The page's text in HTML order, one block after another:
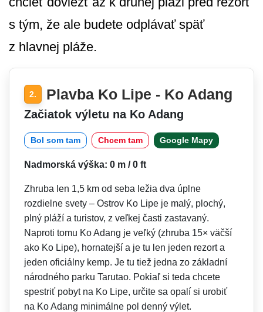
s tým, že ale budete odplávať späť
z hlavnej pláže.
2. Plavba Ko Lipe - Ko Adang
Začiatok výletu na Ko Adang
Bol som tam Chcem tam Google Mapy
Nadmorská výška: 0 m / 0 ft
Zhruba len 1,5 km od seba ležia dva úplne
rozdielne svety – Ostrov Ko Lipe je malý, plochý,
plný pláží a turistov, z veľkej časti zastavaný.
Naproti tomu Ko Adang je veľký (zhruba 15× väčší
ako Ko Lipe), hornatejší a je tu len jeden rezort a
jeden oficiálny kemp. Je tu tiež jedna zo základní
národného parku Tarutao. Pokiaľ si teda chcete
spestriť pobyt na Ko Lipe, určite sa opalí si urobiť
na Ko Adang minimálne pol denný výlet.